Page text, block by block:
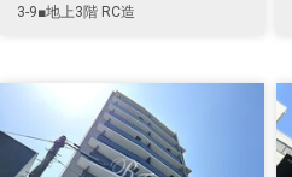
3-9■地上3階 RC造